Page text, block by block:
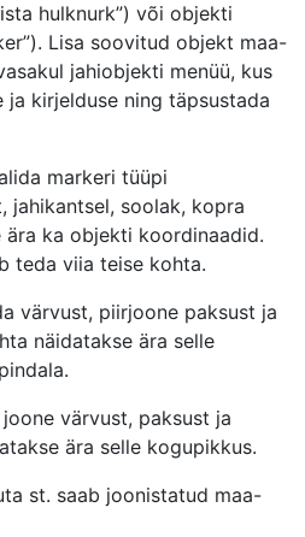
hulknurk”) või objekti
Lisa soovitud objekt maa-
jahiobjekti menüü, kus
ja kirjelduse ning täpsustada
markeri tüüpi
jahikantsel, soolak, kopra
ära ka objekti koordinaadid.
teda viia teise kohta.
värvust, piirjoone paksust ja
näidatakse ära selle
värvust, paksust ja
ära selle kogupikkus.
st. saab joonistatud maa-